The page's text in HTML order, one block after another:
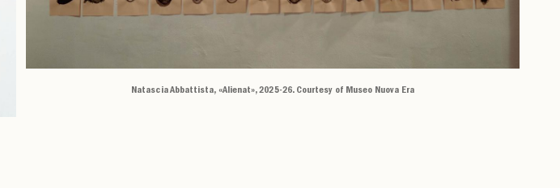
Natascia Abbattista, «Alienat», 2025-26. Courtesy of Museo Nuova Era